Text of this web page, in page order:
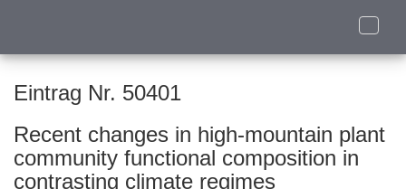
Toggle
Eintrag Nr. 50401
Recent changes in high-mountain plant
community functional composition in
contrasting climate regimes